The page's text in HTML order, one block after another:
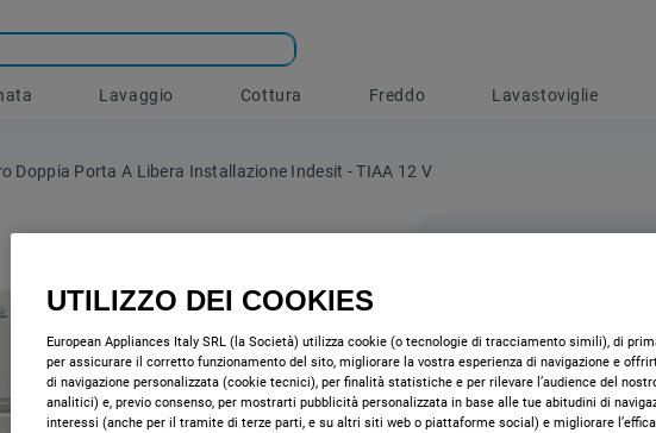
Lavaggio Cottura Freddo Lavastoviglie
Doppia Porta A Libera Installazione Indesit - TIAA 12 V
libera
TIAA
UTILIZZO DEI COOKIES
European Appliances Italy SRL (la Società) utilizza cookie (o tecnologie di tracciamento simili), di
per assicurare il corretto funzionamento del sito, migliorare la vostra esperienza di navigazione e
di navigazione personalizzata (cookie tecnici), per finalità statistiche e per rilevare l’audience del
analitici) e, previo consenso, per mostrarti pubblicità personalizzata in base alle tue abitudini di
interessi (anche per il tramite di terze parti, e su altri siti web o piattaforme social) e migliorare